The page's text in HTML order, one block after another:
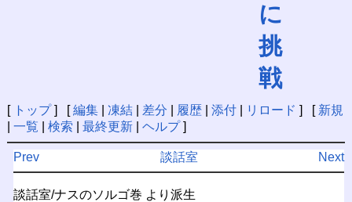
に
挑
戦
[ トップ] [編集| 凍結| 差分 履歴| 添付| リロード ] [ 新規
一覧 検索 最終更新| ヘルプ]
Prev Next
談話室
談話室/ナスのソルゴ巻 より派生